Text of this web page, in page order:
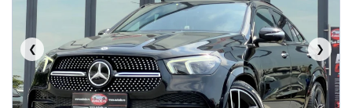
❮ ❯